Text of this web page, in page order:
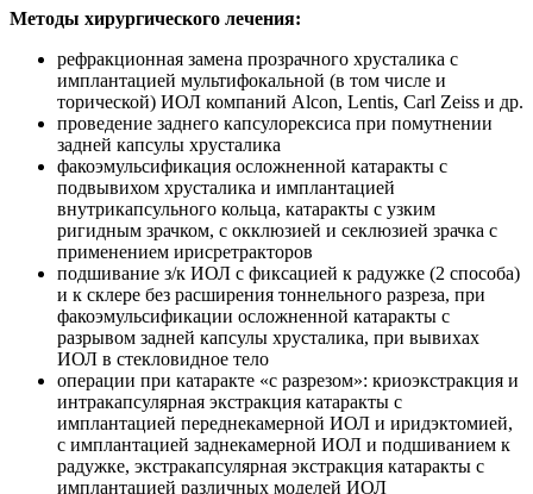
Методы хирургического лечения:
рефракционная замена прозрачного хрусталика с
имплантацией мультифокальной (в том числе и
торической) ИОЛ компаний Alcon, Lentis, Carl Zeiss и др.
проведение заднего капсулорексиса при помутнении
задней капсулы хрусталика
факоэмульсификация осложненной катаракты с
подвывихом хрусталика и имплантацией
внутрикапсульного кольца, катаракты с узким
ригидным зрачком, с окклюзией и секлюзией зрачка с
применением ирисретракторов
подшивание з/к ИОЛ с фиксацией к радужке (2 способа)
и к склере без расширения тоннельного разреза, при
факоэмульсификации осложненной катаракты с
разрывом задней капсулы хрусталика, при вывихах
ИОЛ в стекловидное тело
операции при катаракте «с разрезом»: криоэкстракция и
интракапсулярная экстракция катаракты с
имплантацией переднекамерной ИОЛ и иридэктомией,
с имплантацией заднекамерной ИОЛ и подшиванием к
радужке, экстракапсулярная экстракция катаракты с
имплантацией различных моделей ИОЛ